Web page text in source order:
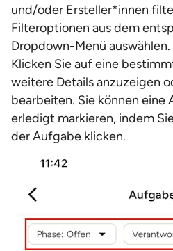
und/oder Ersteller*innen
Filteroptionen aus dem
Dropdown-Menü auswählen.
Klicken Sie auf eine
weitere Details anzuzeigen
bearbeiten. Sie können eine
erledigt markieren, indem
der Aufgabe klicken.